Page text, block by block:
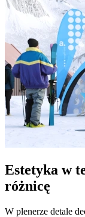
Estetyka w
różnicę
W plenerze detale